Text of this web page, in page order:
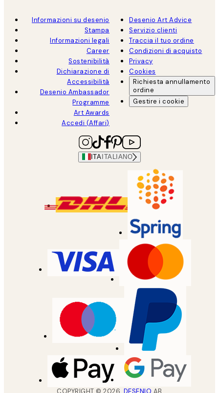
Informazioni su desenio
Stampa
Informazioni legali
Career
Sostenibilità
Dichiarazione di
Accessibilità
Desenio Ambassador
Programme
Art Awards
Accedi (Affari)
Desenio Art Advice
Servizio clienti
Traccia il tuo ordine
Condizioni di acquisto
Privacy
Cookies
Richiesta annullamento
ordine
Gestire i cookie
ITA ITALIANO
COPYRIGHT ©2026 DESENIO AB